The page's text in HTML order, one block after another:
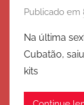
Publicado em
Na última
Cubatão,
kits